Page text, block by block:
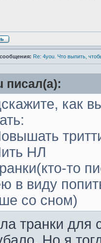
Re: 4you. Что выпить,
писал(а):
как
НЛ
то
в виду
со сном)
транки для